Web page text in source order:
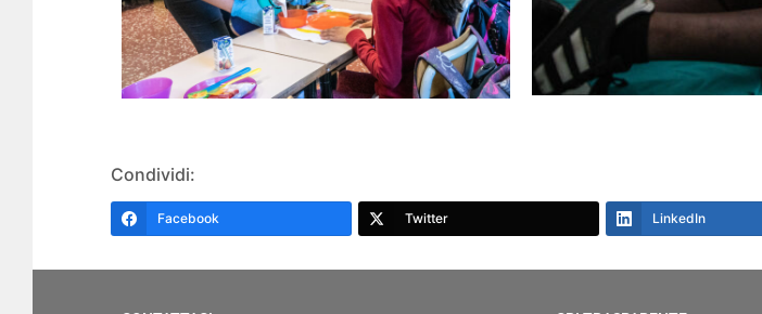
Condividi:
Facebook Twitter LinkedIn